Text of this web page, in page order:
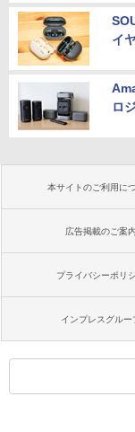
イ
ロ
本サイトのご利用に
広告掲載のご案内
プライバシーポリ
インプレスグルー